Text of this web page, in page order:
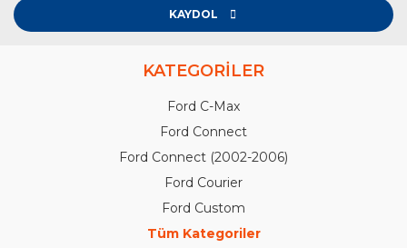
KAYDOL
KATEGORİLER
Ford C-Max
Ford Connect
Ford Connect (2002-2006)
Ford Courier
Ford Custom
Tüm Kategoriler